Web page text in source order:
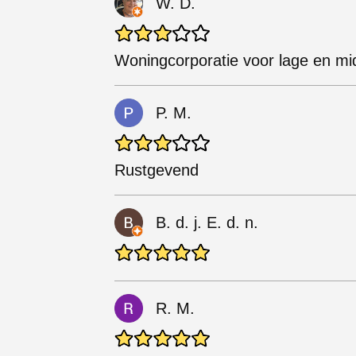
W. D.
Woningcorporatie voor lage en
P. M.
Rustgevend
B. d. j. E. d. n.
R. M.